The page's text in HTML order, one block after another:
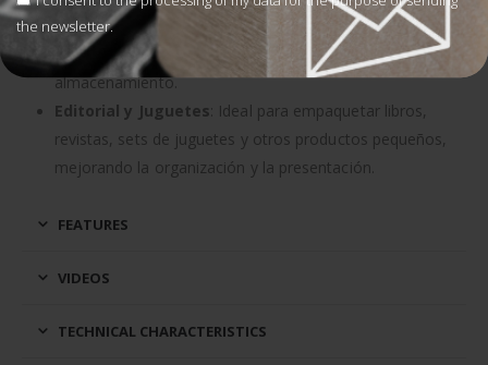
the newsletter.
sellar herramientas, piezas de repuesto y otros artículos
de ferretería, facilitando su manipulación y
almacenamiento.
Editorial y Juguetes : Ideal para empaquetar libros,
revistas, sets de juguetes y otros productos pequeños,
mejorando la organización y la presentación.
FEATURES
VIDEOS
TECHNICAL CHARACTERISTICS